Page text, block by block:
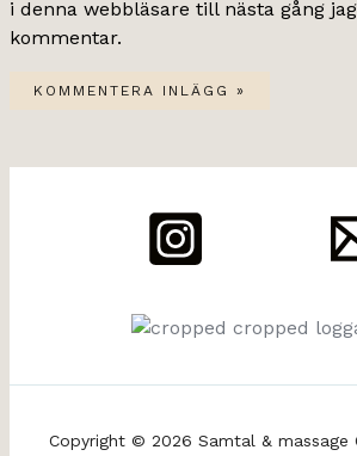
i denna webbläsare till nästa gång
kommentar.
Copyright © 2026 Samtal & massage